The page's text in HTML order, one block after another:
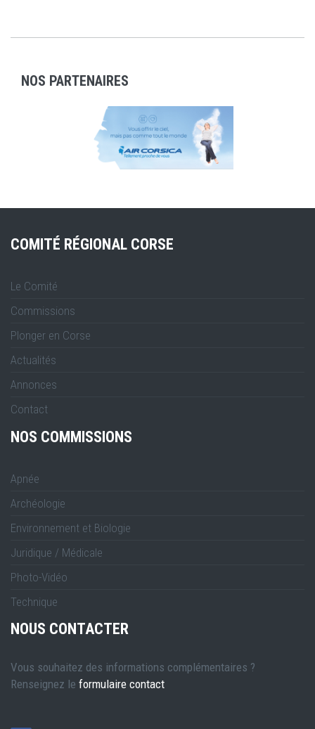
NOS PARTENAIRES
COMITÉ RÉGIONAL CORSE
Le Comité
Commissions
Plonger en Corse
Actualités
Annonces
Contact
NOS COMMISSIONS
Apnée
Archéologie
Environnement et Biologie
Juridique / Médicale
Photo-Vidéo
Technique
NOUS CONTACTER
Vous souhaitez des informations complémentaires ?
Renseignez le formulaire contact